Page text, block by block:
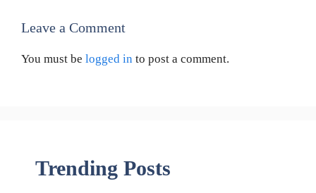
Leave a Comment
You must be logged in to post a comment.
Trending Posts